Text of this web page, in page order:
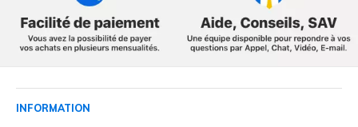
INFORMATION